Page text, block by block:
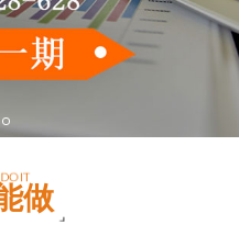
做